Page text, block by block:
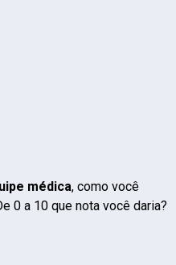
médica, como você
0 a 10 que nota você daria?